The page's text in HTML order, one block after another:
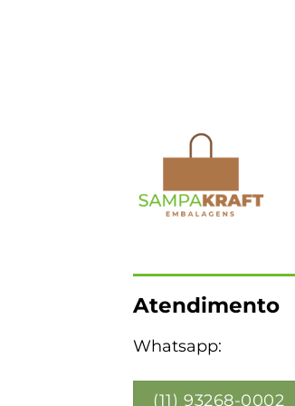
Atendimento
Whatsapp:
(11) 93268-0002